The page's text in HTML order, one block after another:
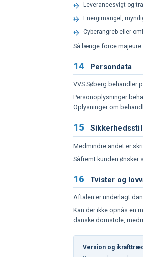
Leverancesvigt og
Energimangel,
Cyberangreb eller
Så længe force
14 Persondata
VVS Søberg behandler
Personoplysninger
Oplysninger om
15
Medmindre andet er
Såfremt kunden
16 Tvister og
Aftalen er underlagt
Kan der ikke opnås en
danske domstole,
Version og